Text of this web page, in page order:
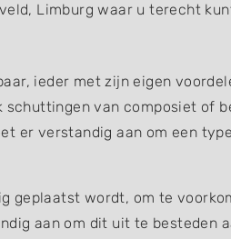
Limburg waar u terecht
ieder met zijn eigen
schuttingen van composiet of
er verstandig aan om een
geplaatst wordt, om te
aan om dit uit te besteden